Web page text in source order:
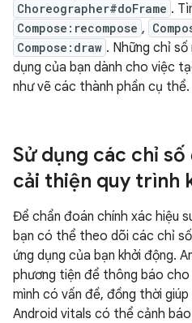
Choreographer#doFrame .
Compose:recompose ,
Compose:draw . Những chỉ
dụng của bạn dành cho việc
như vẽ các thành phần cụ thể.
Sử dụng các chỉ
cải thiện quy trình
Để chẩn đoán chính xác hiệu
bạn có thể theo dõi các chỉ
ứng dụng của bạn khởi động.
phương tiện để thông báo
mình có vấn đề, đồng thời
Android vitals có thể cảnh